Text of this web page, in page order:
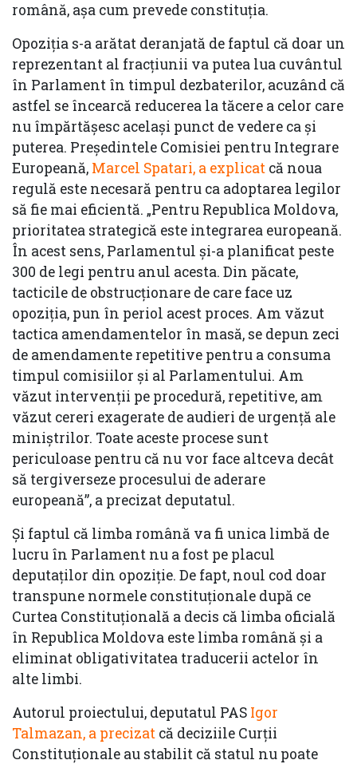
română, așa cum prevede constituția.
Opoziția s-a arătat deranjată de faptul că doar un
reprezentant al fracțiunii va putea lua cuvântul
în Parlament în timpul dezbaterilor, acuzând că
astfel se încearcă reducerea la tăcere a celor care
nu împărtășesc același punct de vedere ca și
puterea. Președintele Comisiei pentru Integrare
Europeană, Marcel Spatari, a explicat că noua
regulă este necesară pentru ca adoptarea legilor
să fie mai eficientă. „Pentru Republica Moldova,
prioritatea strategică este integrarea europeană.
În acest sens, Parlamentul și-a planificat peste
300 de legi pentru anul acesta. Din păcate,
tacticile de obstrucționare de care face uz
opoziția, pun în periol acest proces. Am văzut
tactica amendamentelor în masă, se depun zeci
de amendamente repetitive pentru a consuma
timpul comisiilor și al Parlamentului. Am
văzut intervenții pe procedură, repetitive, am
văzut cereri exagerate de audieri de urgență ale
miniștrilor. Toate aceste procese sunt
periculoase pentru că nu vor face altceva decât
să tergiverseze procesului de aderare
europeană”, a precizat deputatul.
Și faptul că limba română va fi unica limbă de
lucru în Parlament nu a fost pe placul
deputaților din opoziție. De fapt, noul cod doar
transpune normele constituționale după ce
Curtea Constituțională a decis că limba oficială
în Republica Moldova este limba română și a
eliminat obligativitatea traducerii actelor în
alte limbi.
Autorul proiectului, deputatul PAS Igor
Talmazan, a precizat că deciziile Curții
Constituționale au stabilit că statul nu poate